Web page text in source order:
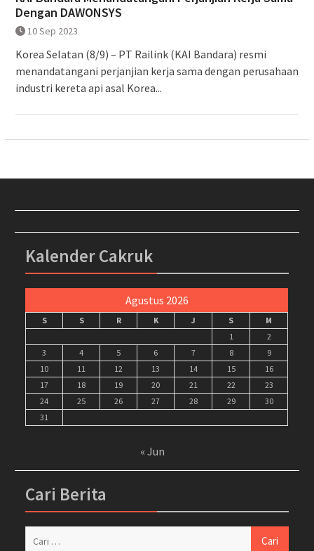
Dengan DAWONSYS
10 Sep 2023
Korea Selatan (8/9) – PT Railink (KAI Bandara) resmi
menandatangani perjanjian kerja sama dengan perusahaan
industri kereta api asal Korea...
Kalender Cakruk
Agustus 2026
S S R K J S
M
1
2
3
4 5 6 7 8
9
10
11 12 13 14 15
16
17
18 19 20 21 22
23
24
25 26 27 28 29
30
31
« Jun
Cari Berita